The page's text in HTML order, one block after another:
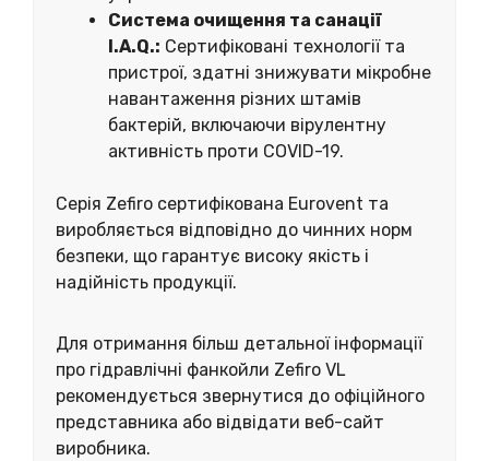
Система очищення та санації
I.A.Q.: Сертифіковані технології та
пристрої, здатні знижувати мікробне
навантаження різних штамів
бактерій, включаючи вірулентну
активність проти COVID-19.
Серія Zefiro сертифікована Eurovent та
виробляється відповідно до чинних норм
безпеки, що гарантує високу якість і
надійність продукції.
Для отримання більш детальної інформації
про гідравлічні фанкойли Zefiro VL
рекомендується звернутися до офіційного
представника або відвідати веб-сайт
виробника.